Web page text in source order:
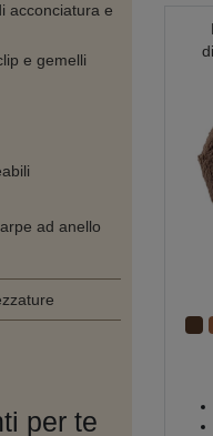
acconciatura e
e gemelli
ad anello
per te